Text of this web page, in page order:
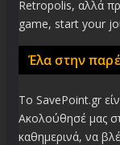
Retropolis, αλλά
game, start your
Έλα στην
Το SavePoint.gr
Ακολούθησέ μας
καθημερινά, να